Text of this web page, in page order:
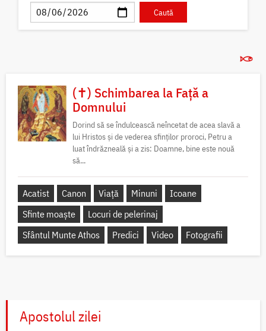
(✝) Schimbarea la Față a
Domnului
Dorind să se îndulcească neîncetat de acea slavă a
lui Hristos și de vederea sfinților proroci, Petru a
luat îndrăzneală și a zis: Doamne, bine este nouă
să...
Acatist Canon Viață Minuni
Icoane
Sfinte moaște
Locuri de pelerinaj
Sfântul Munte Athos
Predici Video Fotografii
Apostolul zilei